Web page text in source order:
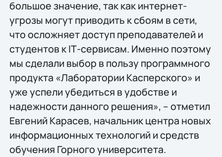
большое значение, так как интернет-
угрозы могут приводить к сбоям в сети,
что осложняет доступ преподавателей и
студентов к IТ-сервисам. Именно поэтому
мы сделали выбор в пользу программного
продукта «Лаборатории Касперского» и
уже успели убедиться в удобстве и
надежности данного решения», – отметил
Евгений Карасев, начальник центра новых
информационных технологий и средств
обучения Горного университета.